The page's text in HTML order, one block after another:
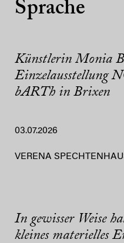
Sprache
Künstlerin Monia
Einzelausstellung
bARTh in Brixen
03.07.2026
VERENA
In gewisser Weise
kleines materielles